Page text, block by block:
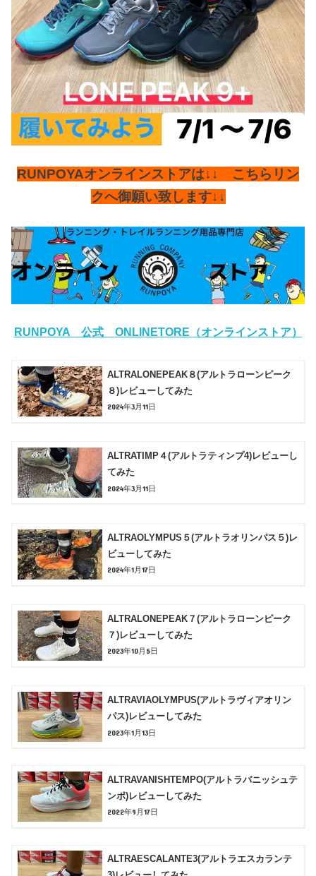
RUNPOYAオンラインストアは↓↓ こちらリン
クへ御願い致します↓↓
RUNPOYA 公式 ONLINETORE（オンラインストア）
ALTRALONEPEAK８(アルトラローンピーク
８)レビューしてみた
2024年3月11日
ALTRATIMP４(アルトラティンプ4)レビューし
てみた
2024年3月11日
ALTRAOLYMPUS５(アルトラオリンパス５)レ
ビューしてみた
2024年1月17日
ALTRALONEPEAK７(アルトラローンピーク
７)レビューしてみた
2023年10月5日
ALTRAVIAOLYMPUS(アルトラヴィアオリン
パス)レビューしてみた
2023年1月13日
ALTRAVANISHTEMPO(アルトラバニッシュテ
ンポ)レビューしてみた
2022年9月17日
ALTRAESCALANTE3(アルトラエスカランテ